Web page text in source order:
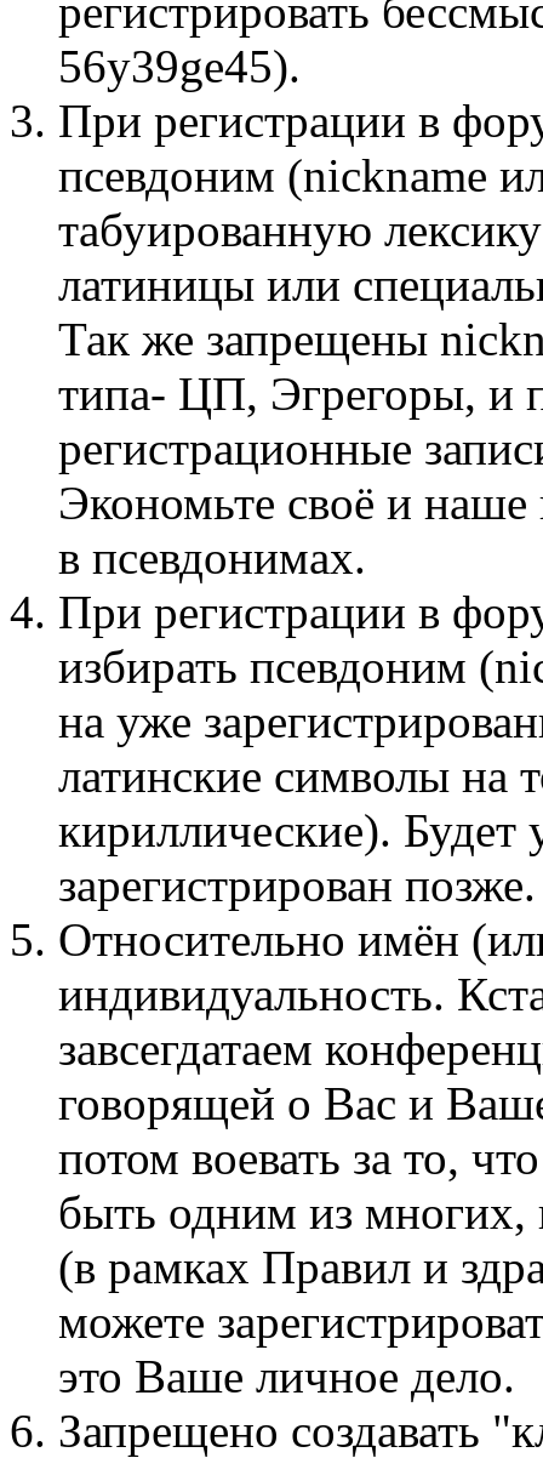
регистрировать
56y39ge45).
При регистрации в
псевдоним (nickname
табуированную
латиницы или
Так же запрещены
типа- ЦП, Эгрегоры, и
регистрационные
Экономьте своё и
в псевдонимах.
При регистрации в
избирать псевдоним
на уже
латинские символы на
кириллические). Будет
зарегистрирован позже.
Относительно имён
индивидуальность.
завсегдатаем
говорящей о Вас и
потом воевать за то,
быть одним из многих,
(в рамках Правил и
можете
это Ваше личное дело.
Запрещено создавать